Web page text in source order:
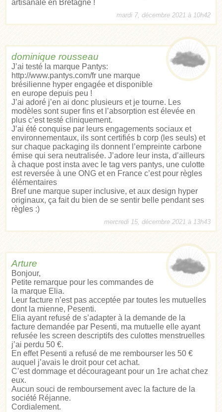
artisanale en Bretagne !
mardi 7, décembre 2021 à 10h42
dominique rousseau
J’ai testé la marque Pantys:
http://www.pantys.com/fr une marque
brésilienne hyper engagée et disponible
en europe depuis peu !
J’ai adoré j’en ai donc plusieurs et je tourne. Les
modèles sont super fins et l’absorption est élevée en
plus c’est testé cliniquement.
J’ai été conquise par leurs engagements sociaux et
environnementaux, ils sont certifiés b corp (les seuls) et
sur chaque packaging ils donnent l’empreinte carbone
émise qui sera neutralisée. J’adore leur insta, d’ailleurs
à chaque post insta avec le tag vers pantys, une culotte
est reversée à une ONG et en France c’est pour règles
élémentaires
Bref une marque super inclusive, et aux design hyper
originaux, ça fait du bien de se sentir belle pendant ses
règles :)
mercredi 15, décembre 2021 à 13h43
Arture
Bonjour,
Petite remarque pour les commandes de
la marque Elia.
Leur facture n’est pas acceptée par toutes les mutuelles
dont la mienne, Pesenti.
Elia ayant refusé de s’adapter à la demande de la
facture demandée par Pesenti, ma mutuelle elle ayant
refusée les screen descriptifs des culottes menstruelles
j’ai perdu 50 €.
En effet Pesenti a refusé de me rembourser les 50 €
auquel j’avais le droit pour cet achat.
C’est dommage et décourageant pour un 1re achat chez
eux.
Aucun souci de remboursement avec la facture de la
société Réjanne.
Cordialement.